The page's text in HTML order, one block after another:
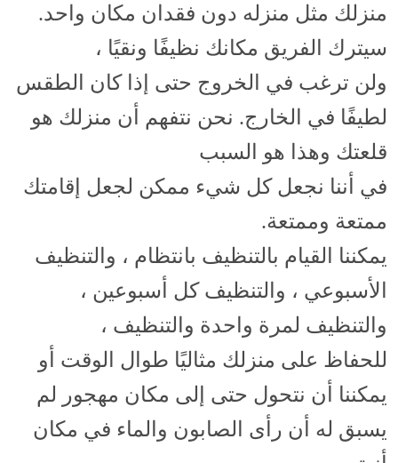
منزلك مثل منزله دون فقدان مكان واحد.
سيترك الفريق مكانك نظيفًا ونقيًا ،
ولن ترغب في الخروج حتى إذا كان الطقس
لطيفًا في الخارج. نحن نتفهم أن منزلك هو
قلعتك وهذا هو السبب
في أننا نجعل كل شيء ممكن لجعل إقامتك
ممتعة وممتعة.
يمكننا القيام بالتنظيف بانتظام ، والتنظيف
الأسبوعي ، والتنظيف كل أسبوعين ،
والتنظيف لمرة واحدة والتنظيف ،
للحفاظ على منزلك مثاليًا طوال الوقت أو
يمكننا أن نتحول حتى إلى مكان مهجور لم
يسبق له أن رأى الصابون والماء في مكان